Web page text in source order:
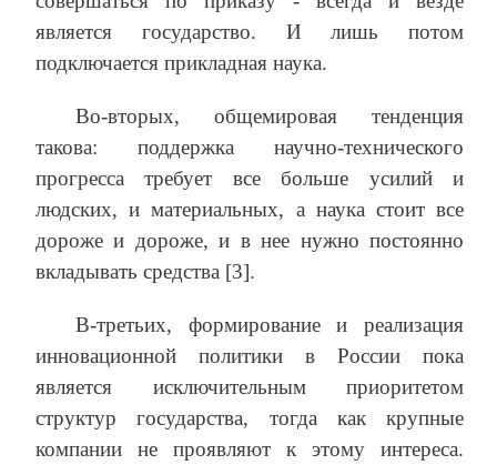
является государство. И лишь потом
подключается прикладная наука.
Во-вторых, общемировая тенденция
такова: поддержка научно-технического
прогресса требует все больше усилий и
людских, и материальных, а наука стоит все
дороже и дороже, и в нее нужно постоянно
вкладывать средства [3].
В-третьих, формирование и реализация
инновационной политики в России пока
является исключительным приоритетом
структур государства, тогда как крупные
компании не проявляют к этому интереса.